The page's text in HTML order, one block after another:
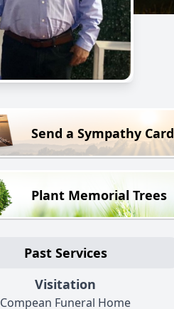
Send a Sympathy Card
Plant Memorial Trees
Past Services
Visitation
Compean Funeral Home